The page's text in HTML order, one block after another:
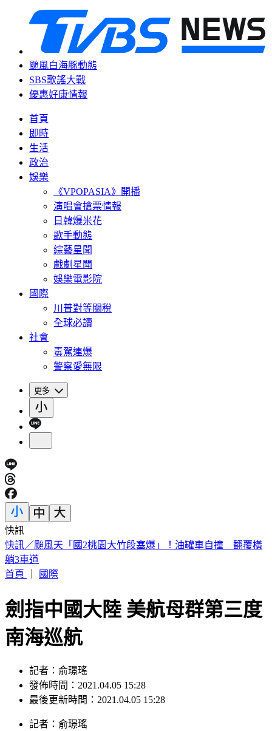
颱風白海豚動態
SBS歌謠大戰
優惠好康情報
首頁
即時
生活
政治
娛樂
《VPOPASIA》開播
演唱會搶票情報
日韓爆米花
歌手動態
綜藝星聞
戲劇星聞
娛樂電影院
國際
川普對等關稅
全球必讀
社會
毒駕連爆
警察愛無限
更多
快訊
12縣市豪雨特報！台北「下到發紅」 白海豚估這時減弱
首頁｜
劍指中國大陸 美航母群第三度
南海巡航
發佈時間：2021.04.05 15:28
最後更新時間：2021.04.05 15:28
發佈時間：2021.04.05 15:28